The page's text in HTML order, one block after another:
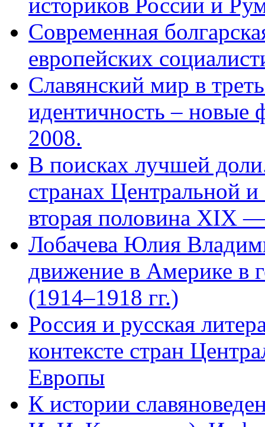
историков России и
Современная
европейских
Славянский мир в
идентичность – новые
2008.
В поисках лучшей
странах Центральной
вторая половина XIX
Лобачева Юлия
движение в Америке в
(1914–1918 гг.)
Россия и русская
контексте стран
Европы
К истории